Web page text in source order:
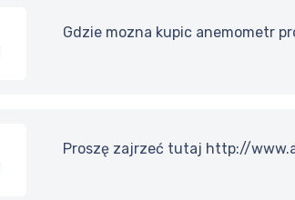
Gdzie mozna kupic anemometr
Proszę zajrzeć tutaj http://